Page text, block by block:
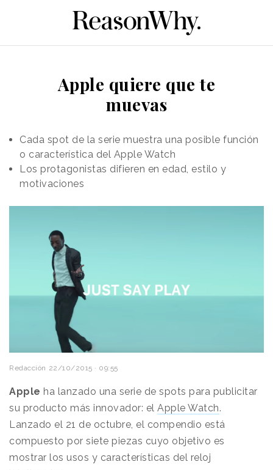
Apple quiere que te
muevas
Cada spot de la serie muestra una posible función
o característica del Apple Watch
Los protagonistas difieren en edad, estilo y
motivaciones
Redacción 22/10/2015 · 09:55
Apple ha lanzado una serie de spots para publicitar
su producto más innovador: el Apple Watch.
Lanzado el 21 de octubre, el compendio está
compuesto por siete piezas cuyo objetivo es
mostrar los usos y características del reloj